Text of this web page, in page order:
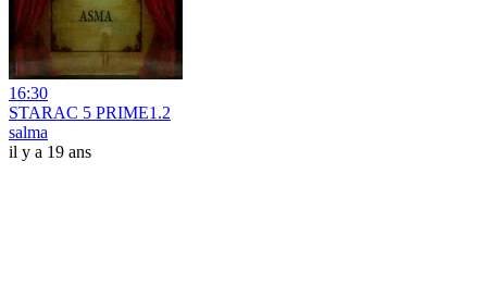
16:30
STARAC 5 PRIME1.2
salma
il y a 19 ans